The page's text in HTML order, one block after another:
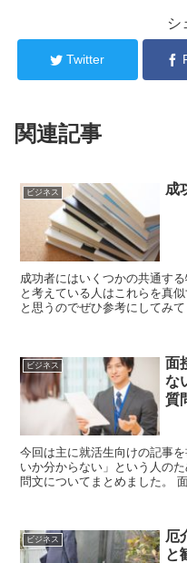
シ
Twitter
関連記事
ビジネス 成
成功者にはいくつかの共通する特徴があ
と考えている人はこれらを真
と思うのでぜひ参考にしてみてください。 読書
ビジネス
面
な
質
今回は主に就活生向けの記事を書きます。 「面接
いか分からない」という人の
問文についてまとめました。 面接において、聞かれることって実は
ビジネス
厄
と